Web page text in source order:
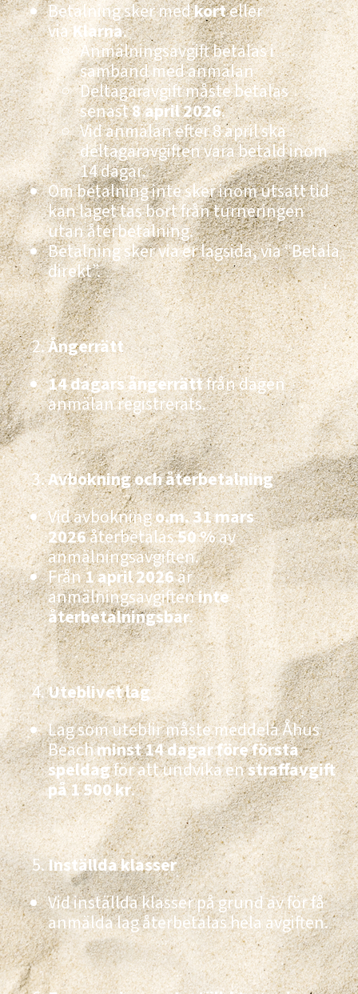
Betalning sker medkorteller
viaKlarna.
Anmälningsavgift betalas i
samband med anmälan
Deltagaravgift måste betalas
senast8 april 2026.
Vid anmälan efter 8 april ska
deltagaravgiften vara betald inom
14 dagar.
Om betalning inte sker inom utsatt tid
kan laget tas bort från turneringen
utan återbetalning.
Betalning sker via er lagsida, via “Betala
direkt”.
Ångerrätt
14 dagars ångerrättfrån dagen
anmälan registrerats.
Avbokning och återbetalning
Vid avbokningo.m. 31 mars
2026återbetalas50 %av
anmälningsavgiften.
Från1 april 2026är
anmälningsavgifteninte
återbetalningsbar.
Uteblivet lag
Lag som uteblir måste meddela Åhus
Beachminst 14 dagar före första
speldagför att undvika enstraffavgift
på 1 500 kr.
Inställda klasser
Vid inställda klasser på grund av för få
anmälda lag återbetalas hela avgiften.